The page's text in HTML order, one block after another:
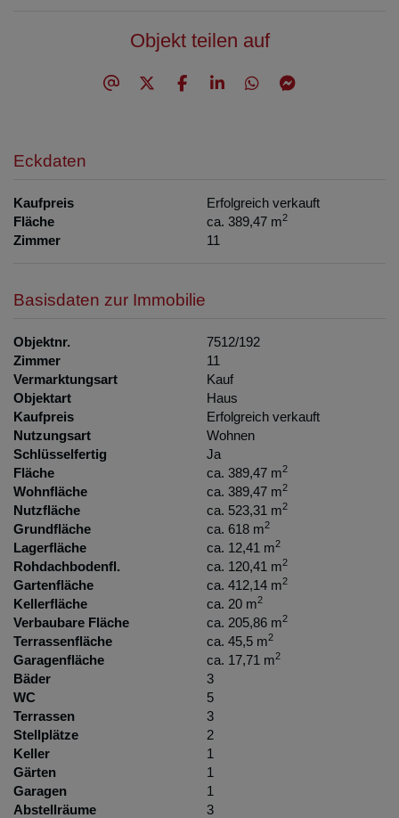
Objekt teilen auf
Eckdaten
Kaufpreis
Erfolgreich verkauft
Fläche
ca. 389,47 m2
Zimmer 11
Basisdaten zur Immobilie
Objektnr.
7512/192
Zimmer
11
Vermarktungsart
Kauf
Objektart
Haus
Kaufpreis
Erfolgreich verkauft
Nutzungsart
Wohnen
Schlüsselfertig
Ja
Fläche
ca. 389,47 m2
Wohnfläche ca. 389,47 m2
Nutzfläche ca. 523,31 m2
Grundfläche ca. 618 m2
Lagerfläche ca. 12,41 m2
Rohdachbodenfl. ca. 120,41 m2
Gartenfläche ca. 412,14 m2
Kellerfläche ca. 20 m2
Verbaubare Fläche ca. 205,86 m2
Terrassenfläche ca. 45,5 m2
Garagenfläche ca. 17,71 m2
Bäder
3
WC
5
Terrassen
3
Stellplätze
2
Keller
1
Gärten
1
Garagen
1
Abstellräume
3